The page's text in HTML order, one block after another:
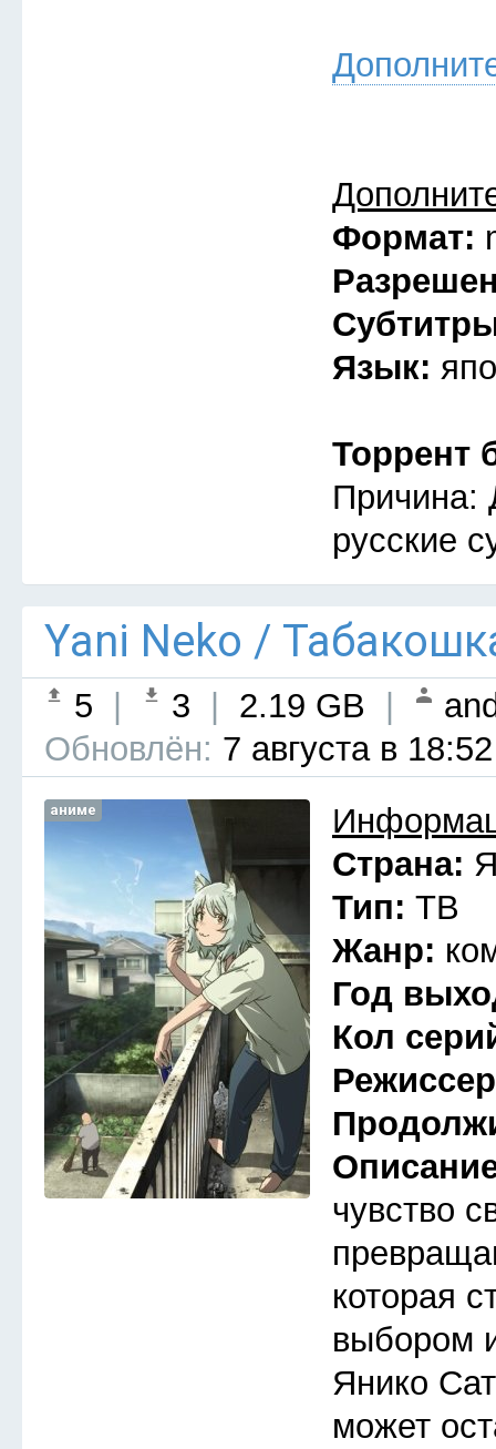
Формат:
Язык:
Торрент
Причина:
русские
Yani Neko /
5 3 2.19 GB
Обновлён: 7 августа в 18:52
аниме
Страна:
Тип: ТВ
Жанр:
Год
Кол
чувство
которая
выбором
Янико
может